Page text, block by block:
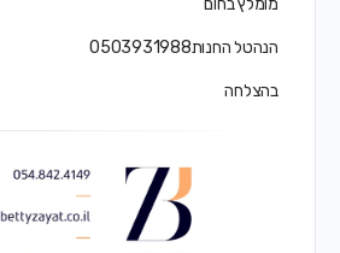
הנהטל החנות0503931988
בהצלחה